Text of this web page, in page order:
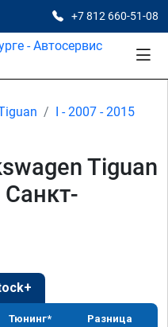
+7 812 660-51-08
I - 2007 - 2015
Tiguan
Санкт-
Тюнинг* Разница